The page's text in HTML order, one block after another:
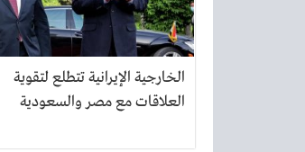
الخارجية الإيرانية تتطلع لتقوية
العلاقات مع مصر والسعودية